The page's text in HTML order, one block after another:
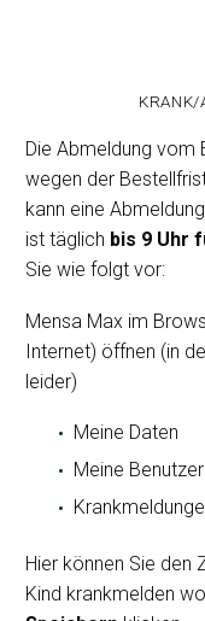
KRANK/
Die Abmeldung vom
wegen der
kann eine
ist täglich bis 9 Uhr
Sie wie folgt vor:
Mensa Max im
Internet) öffnen (in
leider)
Meine Daten
Meine
Hier können Sie den
Kind krankmelden